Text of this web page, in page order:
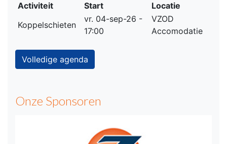
Activiteit Start
Locatie
Koppelschieten
vr. 04-sep-26 -
17:00
VZOD
Accomodatie
Volledige agenda
Onze Sponsoren